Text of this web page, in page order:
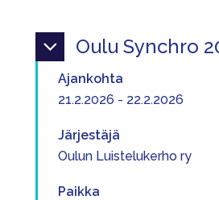
Oulu Synchro
Ajankohta
21.2.2026 - 22.2.2026
Järjestäjä
Oulun Luistelukerho ry
Paikka